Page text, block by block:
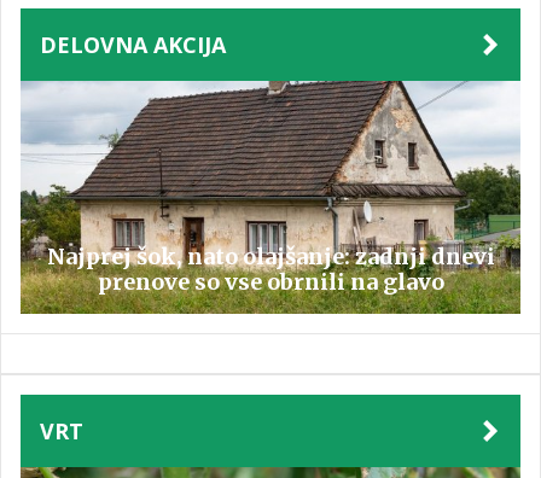
DELOVNA AKCIJA
Najprej šok, nato olajšanje: zadnji dnevi
prenove so vse obrnili na glavo
VRT